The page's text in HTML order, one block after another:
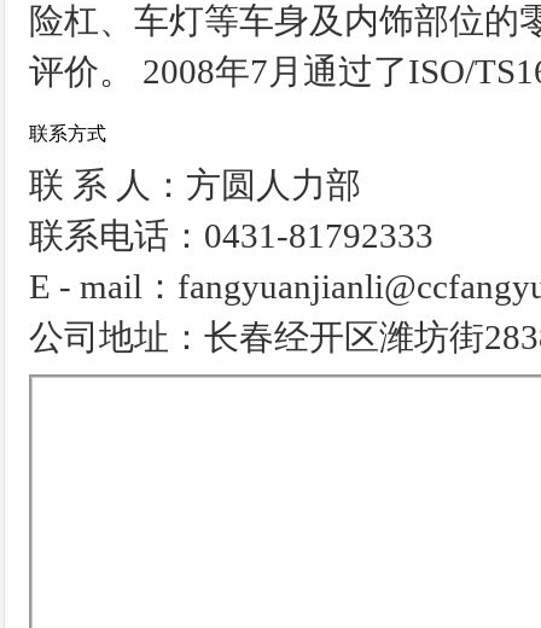
险杠、车灯等车身及内饰部位的
评价。 2008年7月通过了ISO/
联系方式
联 系 人：方圆人力部
联系电话：0431-81792333
E - mail：
公司地址：长春经开区潍坊街